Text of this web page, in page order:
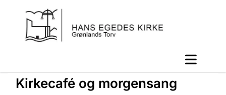
Kirkecafé og morgensang